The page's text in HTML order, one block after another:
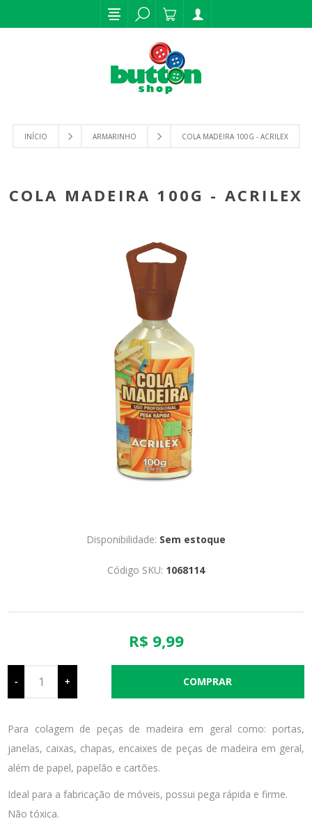
INÍCIO ARMARINHO COLA MADEIRA 100G - ACRILEX
COLA MADEIRA 100G - ACRILEX
Disponibilidade: Sem estoque
Código SKU: 1068114
R$ 9,99
- +
Para colagem de peças de madeira em geral como: portas,
janelas, caixas, chapas, encaixes de peças de madeira em geral,
além de papel, papelão e cartões.
Ideal para a fabricação de móveis, possui pega rápida e firme.
Não tóxica.